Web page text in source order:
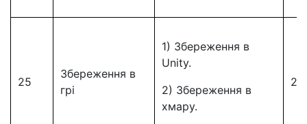
25
Збереження в
грі
1) Збереження в
Unity.
2) Збереження в
хмару.
25